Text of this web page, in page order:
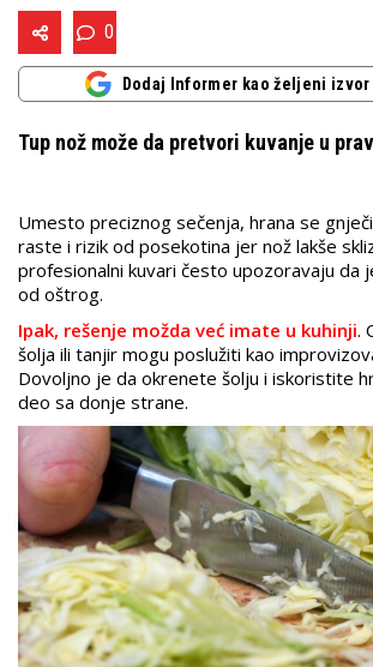
0
Dodaj Informer kao željeni izvor
Tup nož može da pretvori kuvanje u
Umesto preciznog sečenja, hrana se
raste i rizik od posekotina jer nož lakše
profesionalni kuvari često upozoravaju da
od oštrog.
Ipak, rešenje možda već imate u kuhinji.
šolja ili tanjir mogu poslužiti kao
Dovoljno je da okrenete šolju i iskoristite
deo sa donje strane.